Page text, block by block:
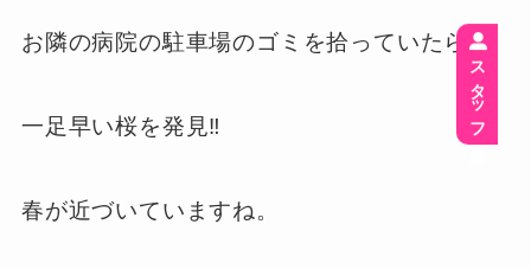
お隣の病院の駐車場のゴミを拾っていたら
一足早い桜を発見‼︎
春が近づいていますね。
スタッフ募集